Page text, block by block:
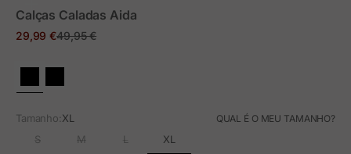
Calças Caladas Aida
Preço em promoção
29,99 €Preço normal
49,95 €
Tamanho:XL QUAL É O MEU TAMANHO?
S M L XL